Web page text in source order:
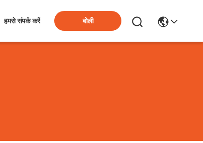
हमसे संपर्क करें बोली